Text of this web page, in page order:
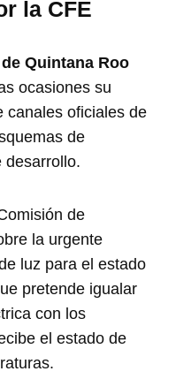
la CFE
Quintana Roo
ocasiones su
canales oficiales de
de
desarrollo.
de
la urgente
luz para el estado
pretende igualar
con los
el estado de